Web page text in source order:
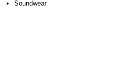
Soundwear